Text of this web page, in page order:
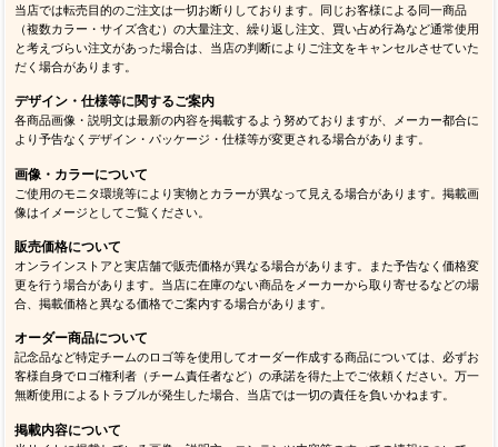
当店では転売目的のご注文は一切お断りしております。同じお客様による同一商品
（複数カラー・サイズ含む）の大量注文、繰り返し注文、買い占め行為など通常使用
と考えづらい注文があった場合は、当店の判断によりご注文をキャンセルさせていた
だく場合があります。
デザイン・仕様等に関するご案内
各商品画像・説明文は最新の内容を掲載するよう努めておりますが、メーカー都合に
より予告なくデザイン・パッケージ・仕様等が変更される場合があります。
画像・カラーについて
ご使用のモニタ環境等により実物とカラーが異なって見える場合があります。掲載画
像はイメージとしてご覧ください。
販売価格について
オンラインストアと実店舗で販売価格が異なる場合があります。また予告なく価格変
更を行う場合があります。当店に在庫のない商品をメーカーから取り寄せるなどの場
合、掲載価格と異なる価格でご案内する場合があります。
オーダー商品について
記念品など特定チームのロゴ等を使用してオーダー作成する商品については、必ずお
客様自身でロゴ権利者（チーム責任者など）の承諾を得た上でご依頼ください。万一
無断使用によるトラブルが発生した場合、当店では一切の責任を負いかねます。
掲載内容について